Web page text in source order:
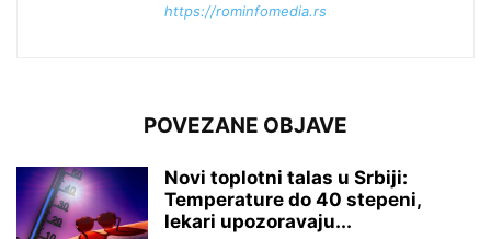
https://rominfomedia.rs
POVEZANE OBJAVE
Novi toplotni talas u Srbiji:
Temperature do 40 stepeni,
lekari upozoravaju...